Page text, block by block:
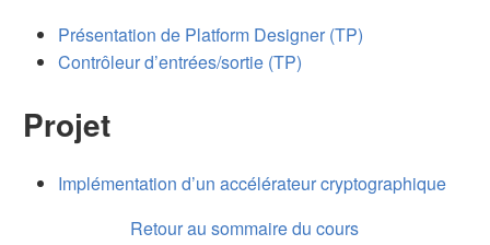
Présentation de Platform Designer (TP)
Contrôleur d’entrées/sortie (TP)
Projet
Implémentation d’un accélérateur cryptographique
Retour au sommaire du cours